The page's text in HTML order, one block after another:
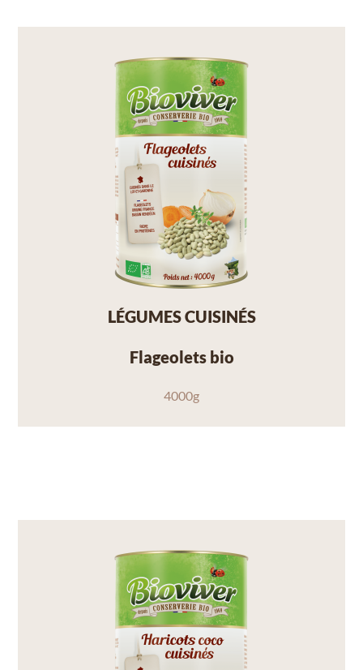
LÉGUMES CUISINÉS
Flageolets bio
4000g